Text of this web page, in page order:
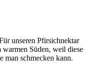
unseren Pfirsichnektar
Süden, weil diese
man schmecken kann.